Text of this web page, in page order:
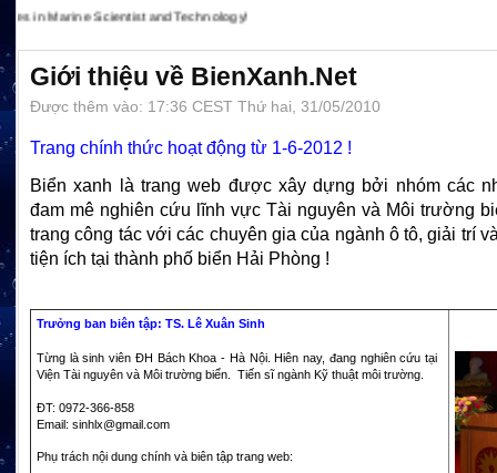
Scientist and Technology!
Giới thiệu về BienXanh.Net
Được thêm vào: 17:36 CEST Thứ hai, 31/05/2010
Trang chính thức hoạt động từ 1-6-2012 !
Biển xanh là trang web được xây dựng bởi nhóm các
đam mê nghiên cứu lĩnh vực Tài nguyên và Môi trường
trang công tác với các chuyên gia của ngành ô tô, giải trí
tiện ích tại thành phố biển Hải Phòng !
Trưởng ban biên tập: TS. Lê Xuân Sinh
Từng là sinh viên ĐH Bách Khoa - Hà Nội. Hiên nay, đang nghiên cứu tại
Viện Tài nguyên và Môi trường biển. Tiến sĩ ngành Kỹ thuật môi trường.
ĐT: 0972-366-858
Email: sinhlx@gmail.com
Phụ trách nội dung chính và biên tập trang web: